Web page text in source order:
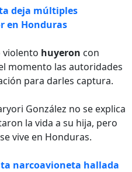
deja múltiples
en Honduras
violento huyeron con
momento las autoridades
para darles captura.
González no se explica
la vida a su hija, pero
vive en Honduras.
narcoavioneta hallada